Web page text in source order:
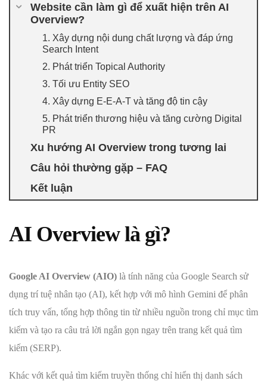
Website cần làm gì để xuất hiện trên AI
Overview?
1. Xây dựng nội dung chất lượng và đáp ứng
Search Intent
2. Phát triển Topical Authority
3. Tối ưu Entity SEO
4. Xây dựng E-E-A-T và tăng độ tin cậy
5. Phát triển thương hiệu và tăng cường Digital
PR
Xu hướng AI Overview trong tương lai
Câu hỏi thường gặp – FAQ
Kết luận
AI Overview là gì?
Google AI Overview (AIO) là tính năng của Google Search sử
dụng trí tuệ nhân tạo (AI), kết hợp với mô hình Gemini để phân
tích truy vấn, tổng hợp thông tin từ nhiều nguồn trong chỉ mục tìm
kiếm và tạo ra câu trả lời ngắn gọn ngay trên trang kết quả tìm
kiếm (SERP).
Khác với kết quả tìm kiếm truyền thống chỉ hiển thị danh sách